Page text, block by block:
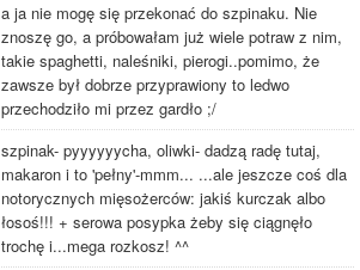
a ja nie mogę się przekonać do szpinaku. Nie
znoszę go, a próbowałam już wiele potraw z nim,
takie spaghetti, naleśniki, pierogi..pomimo, że
zawsze był dobrze przyprawiony to ledwo
przechodziło mi przez gardło ;/
szpinak- pyyyyyycha, oliwki- dadzą radę tutaj,
makaron i to 'pełny'-mmm... ...ale jeszcze coś dla
notorycznych mięsożerców: jakiś kurczak albo
łosoś!!! + serowa posypka żeby się ciągnęło
trochę i...mega rozkosz! ^^